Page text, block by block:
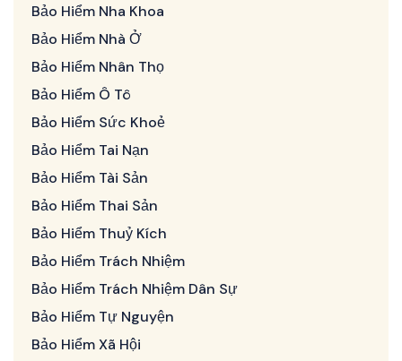
Bảo Hiểm Nha Khoa
Bảo Hiểm Nhà Ở
Bảo Hiểm Nhân Thọ
Bảo Hiểm Ô Tô
Bảo Hiểm Sức Khoẻ
Bảo Hiểm Tai Nạn
Bảo Hiểm Tài Sản
Bảo Hiểm Thai Sản
Bảo Hiểm Thuỷ Kích
Bảo Hiểm Trách Nhiệm
Bảo Hiểm Trách Nhiệm Dân Sự
Bảo Hiểm Tự Nguyện
Bảo Hiểm Xã Hội